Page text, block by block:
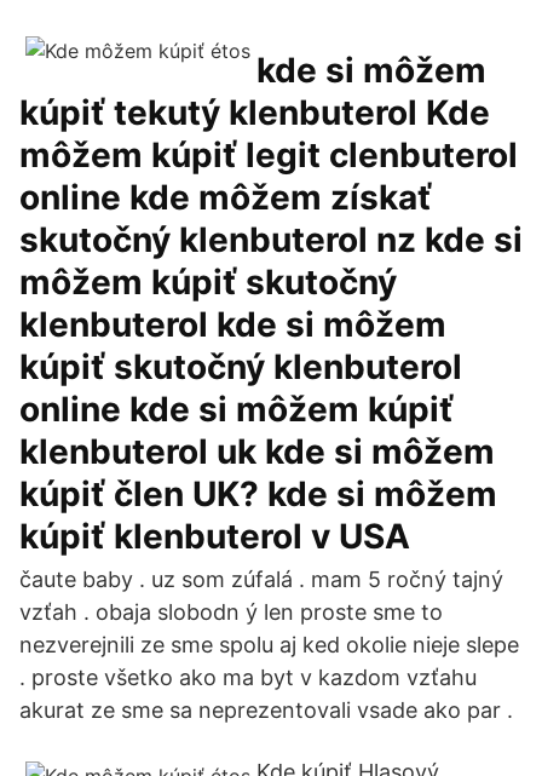
kde si môžem
kúpiť tekutý klenbuterol Kde
môžem kúpiť legit clenbuterol
online kde môžem získať
skutočný klenbuterol nz kde si
môžem kúpiť skutočný
klenbuterol kde si môžem
kúpiť skutočný klenbuterol
online kde si môžem kúpiť
klenbuterol uk kde si môžem
kúpiť člen UK? kde si môžem
kúpiť klenbuterol v USA
čaute baby . uz som zúfalá . mam 5 ročný tajný
vzťah . obaja slobodn ý len proste sme to
nezverejnili ze sme spolu aj ked okolie nieje slepe
. proste všetko ako ma byt v kazdom vzťahu
akurat ze sme sa neprezentovali vsade ako par .